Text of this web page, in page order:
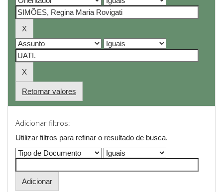
Retornar valores
Adicionar filtros:
Utilizar filtros para refinar o resultado de busca.